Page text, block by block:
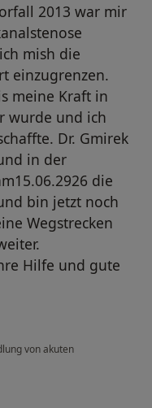
2013 war mir
mish die
einzugrenzen.
meine Kraft in
wurde und ich
Dr. Gmirek
in der
die
bin jetzt noch
Wegstrecken
Hilfe und gute
von akuten